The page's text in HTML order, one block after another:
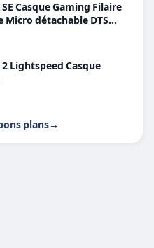
Casque Gaming Filaire
Micro détachable DTS
Lightspeed Casque
plans→